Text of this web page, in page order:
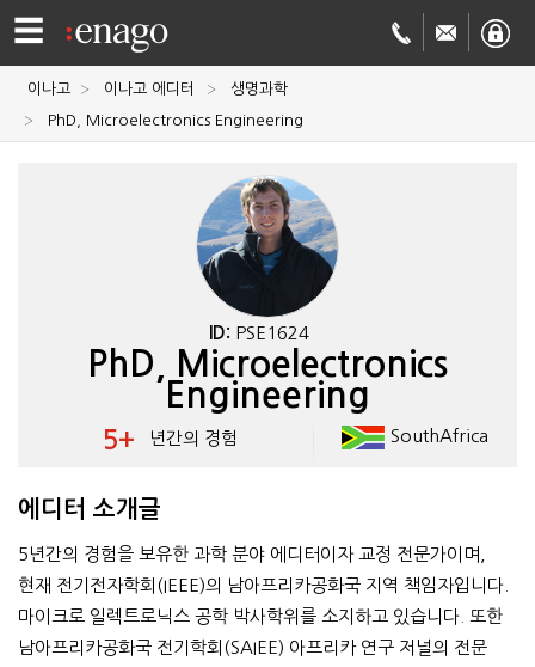
☰
영문
회사
이나고 이나고 에디터
생명과학
PhD, Microelectronics Engineering
ID: PSE1624
PhD, Microelectronics
Engineering
5+ 년간의 경험 SouthAfrica
에디터 소개글
5년간의 경험을 보유한 과학 분야 에디터이자 교정 전문가이며,
현재 전기전자학회(IEEE)의 남아프리카공화국 지역 책임자입니다.
마이크로 일렉트로닉스 공학 박사학위를 소지하고 있습니다. 또한
남아프리카공화국 전기학회(SAIEE) 아프리카 연구 저널의 전문